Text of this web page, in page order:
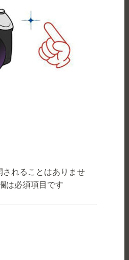
されることはありませ
は必須項目です